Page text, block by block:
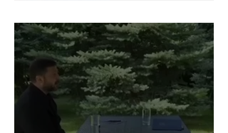
bouleversée par les
incendies du Cap-Ferret,
son témoignage poignant